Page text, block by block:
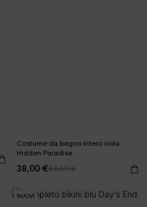
Costume da bagno intero viola
Hidden Paradise
38,00 €43,00 €
NUOVI